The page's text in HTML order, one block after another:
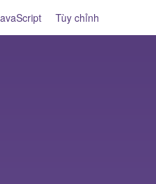
Tùy chỉnh